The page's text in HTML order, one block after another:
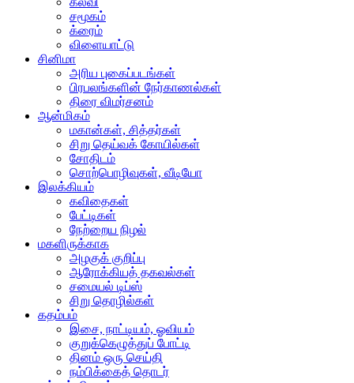
சமூகம்
க்ரைம்
விளையாட்டு
சினிமா
அரிய புகைப்படங்கள்
பிரபலங்களின் நேர்காணல்கள்
திரை விமர்சனம்
ஆன்மிகம்
மகான்கள், சித்தர்கள்
சிறு தெய்வக் கோயில்கள்
சோதிடம்
சொற்பொழிவுகள், வீடியோ
இலக்கியம்
கவிதைகள்
பேட்டிகள்
நேற்றைய நிழல்
மகளிருக்காக
அழகுக் குறிப்பு
ஆரோக்கியத் தகவல்கள்
சமையல் டிப்ஸ்
சிறு தொழில்கள்
கதம்பம்
இசை, நாட்டியம், ஓவியம்
குறுக்கெழுத்துப் போட்டி
தினம் ஒரு செய்தி
நம்பிக்கைத் தொடர்